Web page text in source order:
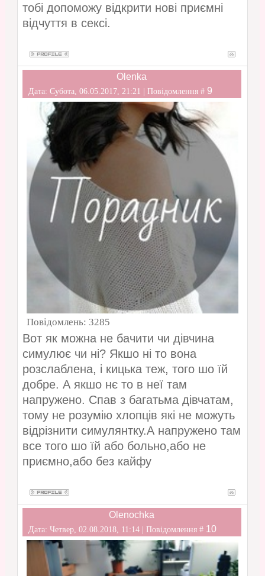
тобі допоможу відкрити нові приємні
відчуття в сексі.
Olenka
Дата: Субота, 06.05.2017, 21:21 | Повідомлення # 9
Повідомлень: 3285
Вот як можна не бачити чи дівчина
симулює чи ні? Якшо ні то вона
розслаблена, і кицька теж, того шо їй
добре. А якшо нє то в неї там
напружено. Спав з багатьма дівчатам,
тому не розумію хлопців які не можуть
відрізнити симулянтку.А напружено там
все того шо їй або больно,або не
приємно,або без кайфу
Olenochka
Дата: Четвер, 02.08.2018, 11:14 | Повідомлення # 10